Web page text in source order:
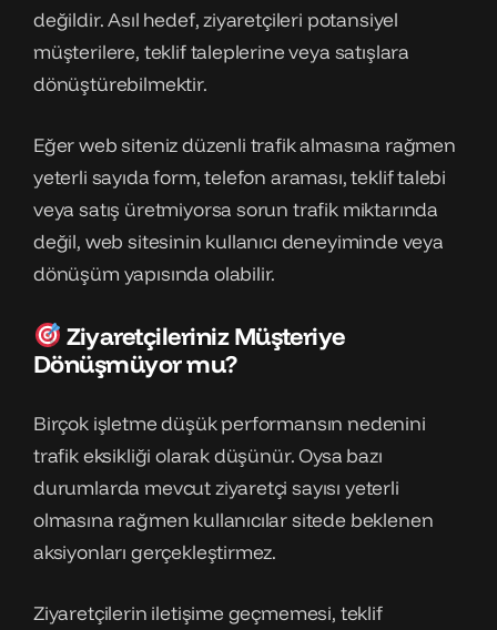
değildir. Asıl hedef, ziyaretçileri potansiyel
müşterilere, teklif taleplerine veya satışlara
dönüştürebilmektir.
Eğer web siteniz düzenli trafik almasına rağmen
yeterli sayıda form, telefon araması, teklif talebi
veya satış üretmiyorsa sorun trafik miktarında
değil, web sitesinin kullanıcı deneyiminde veya
dönüşüm yapısında olabilir.
Ziyaretçileriniz Müşteriye
Dönüşmüyor mu?
Birçok işletme düşük performansın nedenini
trafik eksikliği olarak düşünür. Oysa bazı
durumlarda mevcut ziyaretçi sayısı yeterli
olmasına rağmen kullanıcılar sitede beklenen
aksiyonları gerçekleştirmez.
Ziyaretçilerin iletişime geçmemesi, teklif